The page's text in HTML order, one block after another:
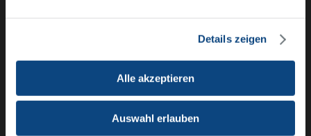
Details zeigen
Alle akzeptieren
Auswahl erlauben
Verona) Florian Ebner